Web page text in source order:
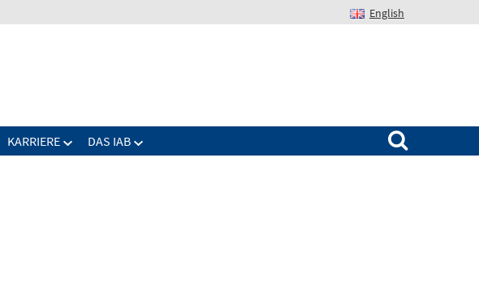
English
KARRIERE DAS IAB
Suchen nach: